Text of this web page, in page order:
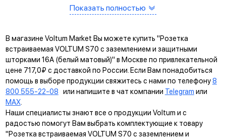
САМОЗАЖИМНЫЕ КЛЕММЫ
КРЕПЛЕНИЕ EASY CLICK
Обеспечивает быстрое и легкое соединение механизма с
рамкой. Восемь фиксаторов по периметру нивелируют
неровности стены и надежно удерживают конструкцию.
УНИВЕРСАЛЬНЫЙ МОНТАЖ
Суппорт поддерживает установку механизма в
многопостовые рамки как по горизонтали, так и по вертикали.
Показать полностью
В магазине Voltum Market Вы можете купить "Розетка
встраиваемая VOLTUM S70 с заземлением и защитными
шторками 16А (белый матовый)" в Москве по привлекательной
цене 717,0₽ с доставкой по России. Если Вам понадобиться
помощь в выборе продукции свяжитесь с нами по телефону8
800 555-22-08 или напишите в чат компании Telegram или
MAX.
Наши специалисты знают все о продукции Voltum и с
радостью помогут Вам выбрать комплектующие к товару
"Розетка встраиваемая VOLTUM S70 с заземлением и